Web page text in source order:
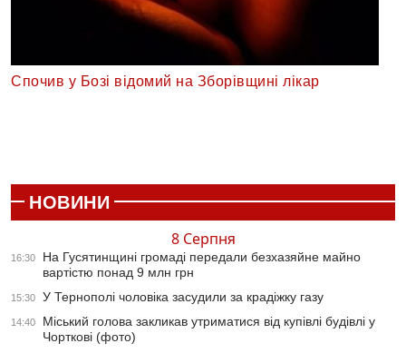
Спочив у Бозі відомий на Зборівщині лікар
НОВИНИ
8 Серпня
16:30
На Гусятинщині громаді передали безхазяйне майно
вартістю понад 9 млн грн
15:30 У Тернополі чоловіка засудили за крадіжку газу
14:40
Міський голова закликав утриматися від купівлі будівлі у
Чорткові (фото)